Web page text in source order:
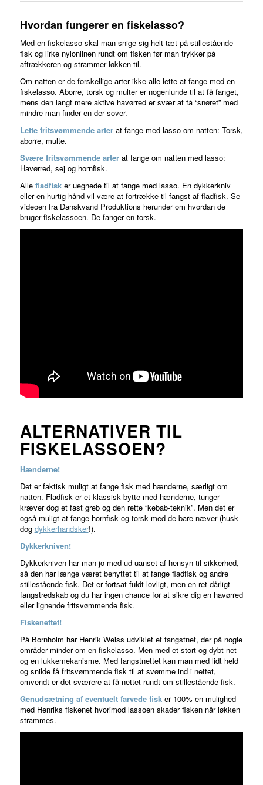
Hvordan fungerer en fiskelasso?
Med en fiskelasso skal man snige sig helt tæt på stillestående
fisk og lirke nylonlinen rundt om fisken før man trykker på
aftrækkeren og strammer løkken til.
Om natten er de forskellige arter ikke alle lette at fange med en
fiskelasso. Aborre, torsk og multer er nogenlunde til at få fanget,
mens den langt mere aktive havørred er svær at få “snøret” med
mindre man finder en der sover.
Lette fritsvømmende arterat fange med lasso om natten: Torsk,
aborre, multe.
Svære fritsvømmende arterat fange om natten med lasso:
Havørred, sej og hornfisk.
Alle fladfisker uegnede til at fange med lasso. En dykkerkniv
eller en hurtig hånd vil være at fortrække til fangst af fladfisk. Se
videoen fra Danskvand Produktions herunder om hvordan de
bruger fiskelassoen. De fanger en torsk.
ALTERNATIVER TIL
FISKELASSOEN?
Hænderne!
Det er faktisk muligt at fange fisk med hænderne, særligt om
natten. Fladfisk er et klassisk bytte med hænderne, tunger
kræver dog et fast greb og den rette “kebab-teknik”. Men det er
også muligt at fange hornfisk og torsk med de bare næver (husk
dog dykkerhandsker!).
Dykkerkniven!
Dykkerkniven har man jo med ud uanset af hensyn til sikkerhed,
så den har længe været benyttet til at fange fladfisk og andre
stillestående fisk. Det er fortsat fuldt lovligt, men en ret dårligt
fangstredskab og du har ingen chance for at sikre dig en havørred
eller lignende fritsvømmende fisk.
Fiskenettet!
På Bornholm har Henrik Weiss udviklet et fangstnet, der på nogle
områder minder om en fiskelasso. Men med et stort og dybt net
og en lukkemekanisme. Med fangstnettet kan man med lidt held
og snilde få fritsvømmende fisk til at svømme ind i nettet,
omvendt er det sværere at få nettet rundt om stillestående fisk.
Genudsætning af eventuelt farvede fisker 100% en mulighed
med Henriks fiskenet hvorimod lassoen skader fisken når løkken
strammes.